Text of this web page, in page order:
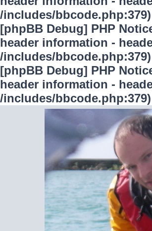
/includes/bbcode.php:379)
[phpBB Debug] PHP
header information -
/includes/bbcode.php:379)
[phpBB Debug] PHP
header information -
/includes/bbcode.php:379)